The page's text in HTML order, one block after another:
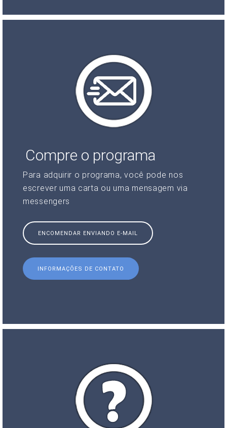
Compre o programa
Para adquirir o programa, você pode nos
escrever uma carta ou uma mensagem via
messengers
ENCOMENDAR ENVIANDO E-MAIL
INFORMAÇÕES DE CONTATO